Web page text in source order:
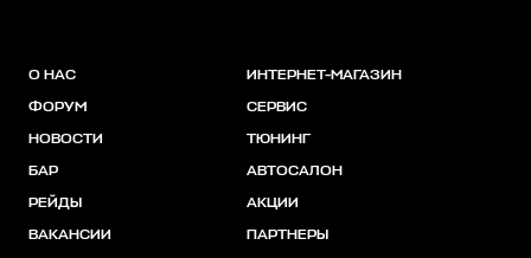
О НАС
ФОРУМ
НОВОСТИ
БАР
РЕЙДЫ
ВАКАНСИИ
ИНТЕРНЕТ-МАГАЗИН
СЕРВИС
ТЮНИНГ
АВТОСАЛОН
АКЦИИ
ПАРТНЕРЫ